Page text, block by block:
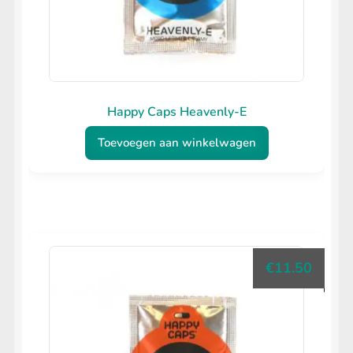
Happy Caps Heavenly-E
Toevoegen aan winkelwagen
€11.50